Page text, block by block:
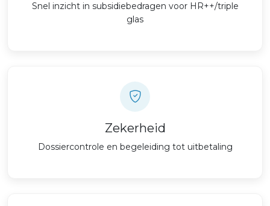
Snel inzicht in subsidiebedragen voor HR++/triple
glas
Zekerheid
Dossiercontrole en begeleiding tot uitbetaling